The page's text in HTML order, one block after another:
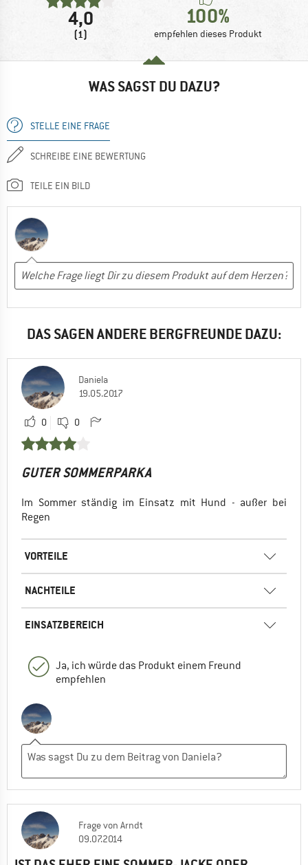
4,0
(1)
100%
empfehlen dieses Produkt
WAS SAGST DU DAZU?
STELLE EINE FRAGE
SCHREIBE EINE BEWERTUNG
TEILE EIN BILD
DAS SAGEN ANDERE BERGFREUNDE DAZU:
Daniela
19.05.2017
0 0
GUTER SOMMERPARKA
Im Sommer ständig im Einsatz mit Hund - außer bei
Regen
VORTEILE
NACHTEILE
EINSATZBEREICH
Ja, ich würde das Produkt einem Freund
empfehlen
Fragevon Arndt
09.07.2014